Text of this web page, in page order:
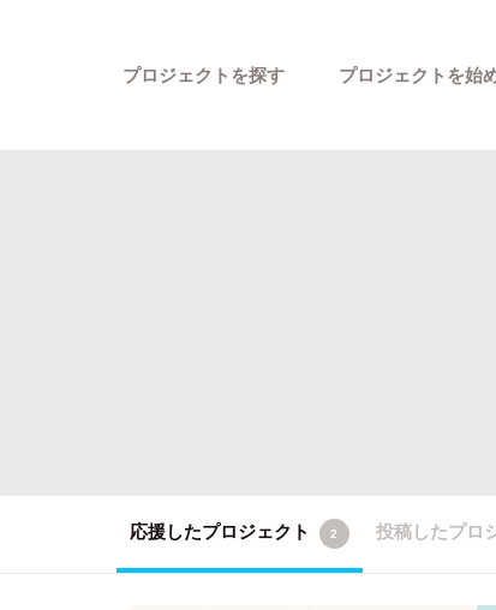
プロジェクトを探す プロジェクトを始
応援したプロジェクト 2 投稿したプロ